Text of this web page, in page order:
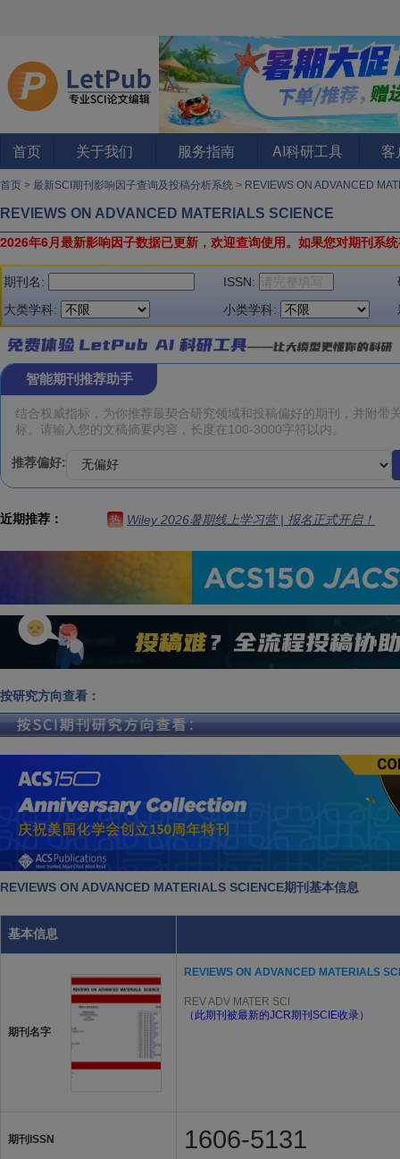
首页 关于我们 服务指南 AI科研工具 客
首页 > 最新SCI期刊影响因子查询及投稿分析系统 > REVIEWS ON ADVANCED
REVIEWS ON ADVANCED MATERIALS SCIENCE
2026年6月最新影响因子数据已更新，欢迎查询使用。 如果您对期刊系
期刊名: ISSN:
大类学科:
小类学科:
智能期刊推荐助手
推荐偏好:
近期推荐： 热 Wiley 2026暑期线上学习营 | 报名正式开启！
按研究方向查看：
REVIEWS ON ADVANCED MATERIALS SCIENCE期刊基本信息
基本信息
期刊名字
REVIEWS ON ADVANCED MATERIALS
REV ADV MATER SCI
（此期刊被最新的JCR期刊SCIE收录）
期刊ISSN 1606-5131